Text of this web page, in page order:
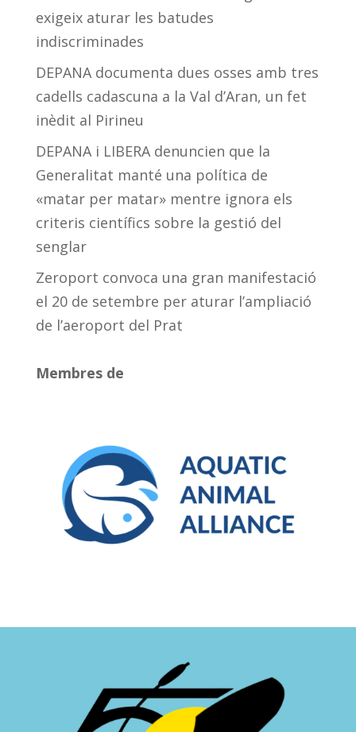
exigeix aturar les batudes
indiscriminades
DEPANA documenta dues osses amb tres
cadells cadascuna a la Val d’Aran, un fet
inèdit al Pirineu
DEPANA i LIBERA denuncien que la
Generalitat manté una política de
«matar per matar» mentre ignora els
criteris científics sobre la gestió del
senglar
Zeroport convoca una gran manifestació
el 20 de setembre per aturar l’ampliació
de l’aeroport del Prat
Membres de